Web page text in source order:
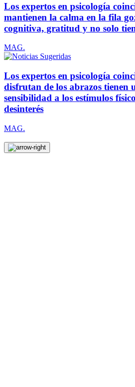
Los expertos en psicología
mantienen la calma en la fila
cognitiva, gratitud y no solo
MAG.
Los expertos en psicología
disfrutan de los abrazos tienen
sensibilidad a los estímulos
desinterés
MAG.